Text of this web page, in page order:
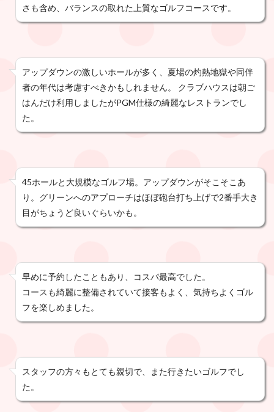
さも含め、バランスの取れた上質なゴルフコースです。
アップダウンの激しいホールが多く、夏場の灼熱地獄や同伴
者の年代は考慮すべきかもしれません。 クラブハウスは朝ご
はんだけ利用しましたがPGM仕様の綺麗なレストランでし
た。
45ホールと大規模なゴルフ場。アップダウンがそこそこあ
り。グリーンへのアプローチはほぼ砲台打ち上げで2番手大き
目がちょうど良いぐらいかも。
早めに予約したこともあり、コスパ最高でした。
コースも綺麗に整備されていて接客もよく、気持ちよくゴル
フを楽しめました。
スタッフの方々もとても親切で、また行きたいゴルフでし
た。